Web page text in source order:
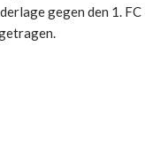
gegen den 1. FC